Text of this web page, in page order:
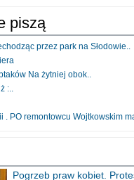
piszą
przez park na Słodowie..
Na żytniej obok..
:..
. PO remontowcu Wojtkowskim
Pogrzeb praw kobiet.